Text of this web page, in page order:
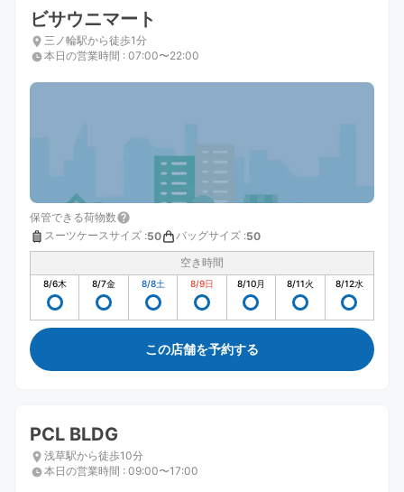
the
keyboard
shortcuts
for
changing
the
keyboard
shortcuts
for
changing
ビサウニマート
三ノ輪駅から徒歩1分
本日の営業時間 : 07:00〜22:00
保管できる荷物数
スーツケースサイズ :50 バッグサイズ :50
空き時間
8/6木 8/7金 8/8土 8/9日 8/10月 8/11火 8/12水
この店舗を予約する
PCL BLDG
浅草駅から徒歩10分
本日の営業時間 : 09:00〜17:00